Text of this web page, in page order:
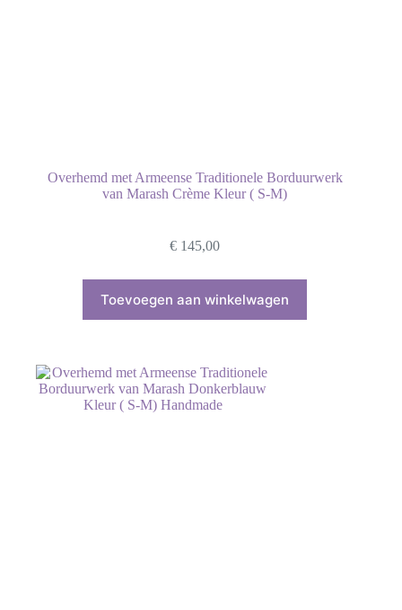
Overhemd met Armeense Traditionele Borduurwerk
van Marash Crème Kleur ( S-M)
€ 145,00
Toevoegen aan winkelwagen